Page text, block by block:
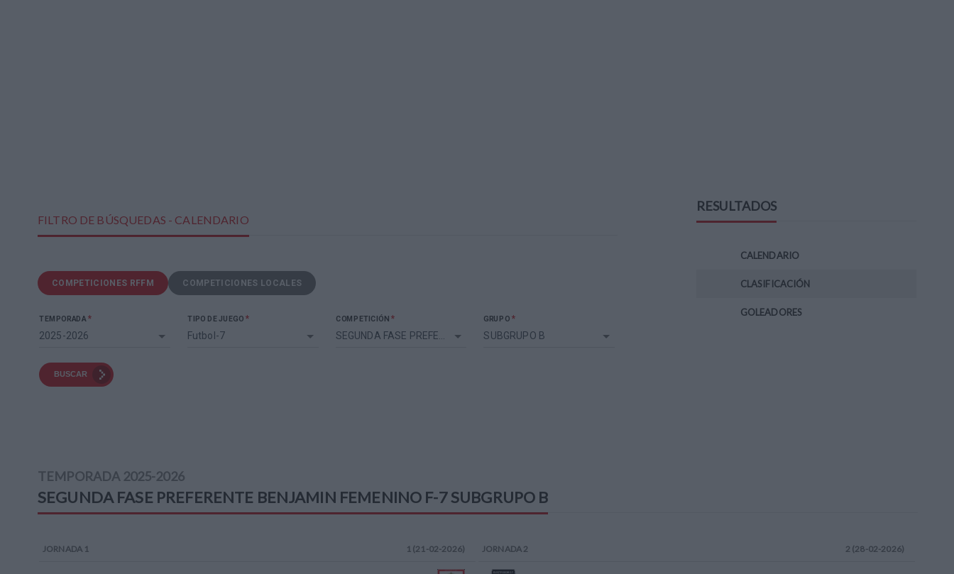
FILTRO DE BÚSQUEDAS - CALENDARIO
COMPETICIONES RFFM COMPETICIONES LOCALES
TEMPORADA*
2025-2026
TIPO DE JUEGO *
Futbol-7
COMPETICIÓN * GRUPO*
SUBGRUPO B
BUSCAR
RESULTADOS
CALENDARIO
CLASIFICACIÓN
GOLEADORES
TEMPORADA 2025-2026
SEGUNDA FASE PREFERENTE BENJAMIN FEMENINO F-7SUBGRUPO B
JORNADA 1 1 (21-02-2026) JORNADA 2 2 (28-02-2026)